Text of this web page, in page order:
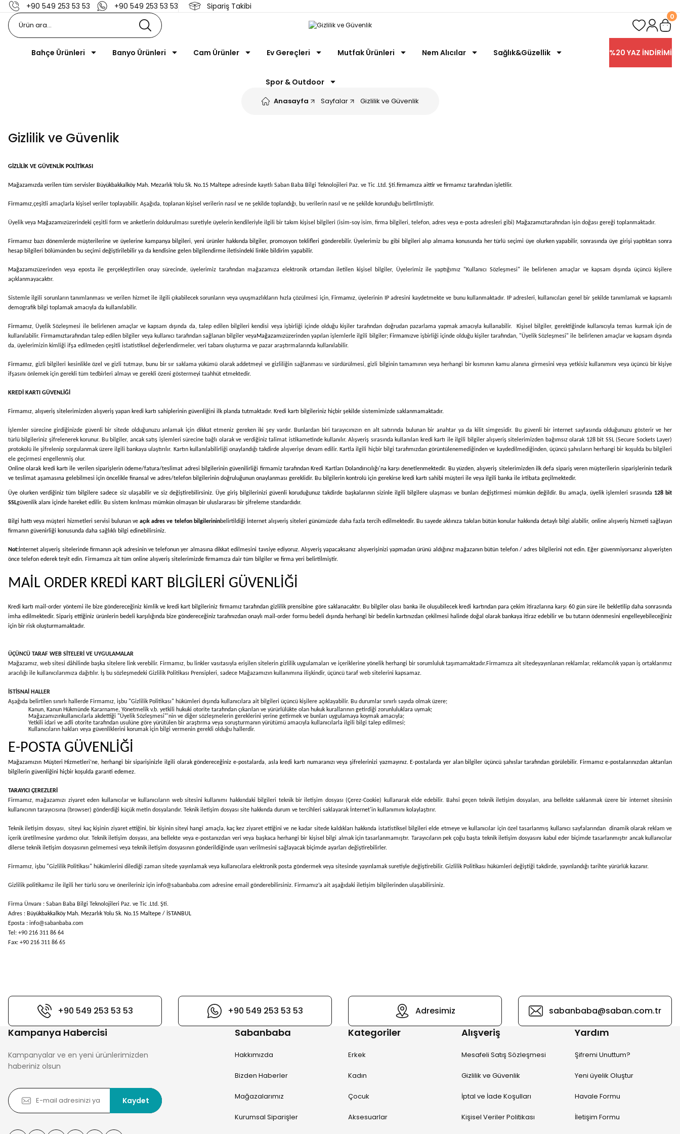
+90 549 253 53 53 +90 549 253 53 53 Sipariş Takibi
0
Bahçe Ürünleri Banyo Ürünleri Cam Ürünler Ev Gereçleri Mutfak Ürünleri Nem Alıcılar Sağlık&Güzellik
Spor & Outdoor
%20 YAZ İNDİRİMİ
Anasayfa Sayfalar Gizlilik ve Güvenlik
Gizlilik ve Güvenlik
GİZLİLİK VE GÜVENLİK POLİTİKASI
Mağazamızda verilen tüm servisler Büyükbakkalköy Mah. Mezarlık Yolu Sk. No.15 Maltepe adresinde kayıtlı Saban Baba Bilgi Teknolojileri Paz. ve Tic .Ltd. Şti.firmamıza aittir ve firmamız tarafından işletilir.
Firmamız,çeşitli amaçlarla kişisel veriler toplayabilir. Aşağıda, toplanan kişisel verilerin nasıl ve ne şekilde toplandığı, bu verilerin nasıl ve ne şekilde korunduğu belirtilmiştir.
Üyelik veya Mağazamızüzerindeki çeşitli form ve anketlerin doldurulması suretiyle üyelerin kendileriyle ilgili bir takım kişisel bilgileri (isim-soy isim, firma bilgileri, telefon, adres veya e-posta adresleri gibi) Mağazamıztarafından işin doğası gereği toplanmaktadır.
Firmamız bazı dönemlerde müşterilerine ve üyelerine kampanya bilgileri, yeni ürünler hakkında bilgiler, promosyon teklifleri gönderebilir. Üyelerimiz bu gibi bilgileri alıp almama konusunda her türlü seçimi üye olurken yapabilir, sonrasında üye girişi yaptıktan sonra
hesap bilgileri bölümünden bu seçimi değiştirilebilir ya da kendisine gelen bilgilendirme iletisindeki linkle bildirim yapabilir.
Mağazamızüzerinden veya eposta ile gerçekleştirilen onay sürecinde, üyelerimiz tarafından mağazamıza elektronik ortamdan iletilen kişisel bilgiler, Üyelerimiz ile yaptığımız "Kullanıcı Sözleşmesi" ile belirlenen amaçlar ve kapsam dışında üçüncü kişilere
açıklanmayacaktır.
Sistemle ilgili sorunların tanımlanması ve verilen hizmet ile ilgili çıkabilecek sorunların veya uyuşmazlıkların hızla çözülmesi için, Firmamız, üyelerinin IP adresini kaydetmekte ve bunu kullanmaktadır. IP adresleri, kullanıcıları genel bir şekilde tanımlamak ve kapsamlı
demografik bilgi toplamak amacıyla da kullanılabilir.
Firmamız, Üyelik Sözleşmesi ile belirlenen amaçlar ve kapsam dışında da, talep edilen bilgileri kendisi veya işbirliği içinde olduğu kişiler tarafından doğrudan pazarlama yapmak amacıyla kullanabilir. Kişisel bilgiler, gerektiğinde kullanıcıyla temas kurmak için de
kullanılabilir. Firmamıztarafından talep edilen bilgiler veya kullanıcı tarafından sağlanan bilgiler veya Mağazamızüzerinden yapılan işlemlerle ilgili bilgiler; Firmamızve işbirliği içinde olduğu kişiler tarafından, "Üyelik Sözleşmesi" ile belirlenen amaçlar ve kapsam dışında
da, üyelerimizin kimliği ifşa edilmeden çeşitli istatistiksel değerlendirmeler, veri tabanı oluşturma ve pazar araştırmalarında kullanılabilir.
Firmamız, gizli bilgileri kesinlikle özel ve gizli tutmayı, bunu bir sır saklama yükümü olarak addetmeyi ve gizliliğin sağlanması ve sürdürülmesi, gizli bilginin tamamının veya herhangi bir kısmının kamu alanına girmesini veya yetkisiz kullanımını veya üçüncü bir kişiye
ifşasını önlemek için gerekli tüm tedbirleri almayı ve gerekli özeni göstermeyi taahhüt etmektedir.
KREDİ KARTI GÜVENLİĞİ
Firmamız, alışveriş sitelerimizden alışveriş yapan kredi kartı sahiplerinin güvenliğini ilk planda tutmaktadır. Kredi kartı bilgileriniz hiçbir şekilde sistemimizde saklanmamaktadır.
İşlemler sürecine girdiğinizde güvenli bir sitede olduğunuzu anlamak için dikkat etmeniz gereken iki şey vardır. Bunlardan biri tarayıcınızın en alt satırında bulunan bir anahtar ya da kilit simgesidir. Bu güvenli bir internet sayfasında olduğunuzu gösterir ve her
türlü bilgileriniz şifrelenerek korunur. Bu bilgiler, ancak satış işlemleri sürecine bağlı olarak ve verdiğiniz talimat istikametinde kullanılır. Alışveriş sırasında kullanılan kredi kartı ile ilgili bilgiler alışveriş sitelerimizden bağımsız olarak 128 bit SSL (Secure Sockets Layer)
protokolü ile şifrelenip sorgulanmak üzere ilgili bankaya ulaştırılır. Kartın kullanılabilirliği onaylandığı takdirde alışverişe devam edilir. Kartla ilgili hiçbir bilgi tarafımızdan görüntülenemediğinden ve kaydedilmediğinden, üçüncü şahısların herhangi bir koşulda bu bilgileri
ele geçirmesi engellenmiş olur.
Online olarak kredi kartı ile verilen siparişlerin ödeme/fatura/teslimat adresi bilgilerinin güvenilirliği firmamiz tarafından Kredi Kartları Dolandırıcılığı'na karşı denetlenmektedir. Bu yüzden, alışveriş sitelerimizden ilk defa sipariş veren müşterilerin siparişlerinin tedarik
ve teslimat aşamasına gelebilmesi için öncelikle finansal ve adres/telefon bilgilerinin doğruluğunun onaylanması gereklidir. Bu bilgilerin kontrolü için gerekirse kredi kartı sahibi müşteri ile veya ilgili banka ile irtibata geçilmektedir.
Üye olurken verdiğiniz tüm bilgilere sadece siz ulaşabilir ve siz değiştirebilirsiniz. Üye giriş bilgilerinizi güvenli koruduğunuz takdirde başkalarının sizinle ilgili bilgilere ulaşması ve bunları değiştirmesi mümkün değildir. Bu amaçla, üyelik işlemleri sırasında 128 bit
SSLgüvenlik alanı içinde hareket edilir. Bu sistem kırılması mümkün olmayan bir uluslararası bir şifreleme standardıdır.
Bilgi hattı veya müşteri hizmetleri servisi bulunan veaçık adres ve telefon bilgilerininbelirtildiği İnternet alışveriş siteleri günümüzde daha fazla tercih edilmektedir. Bu sayede aklınıza takılan bütün konular hakkında detaylı bilgi alabilir, online alışveriş hizmeti sağlayan
firmanın güvenirliği konusunda daha sağlıklı bilgi edinebilirsiniz.
Not: İnternet alışveriş sitelerinde firmanın açık adresinin ve telefonun yer almasına dikkat edilmesini tavsiye ediyoruz. Alışveriş yapacaksanız alışverişinizi yapmadan ürünü aldığınız mağazanın bütün telefon / adres bilgilerini not edin. Eğer güvenmiyorsanız alışverişten
önce telefon ederek teyit edin. Firmamıza ait tüm online alışveriş sitelerimizde firmamıza dair tüm bilgiler ve firma yeri belirtilmiştir.
MAİL ORDER KREDİ KART BİLGİLERİ GÜVENLİĞİ
Kredi kartı mail-order yöntemi ile bize göndereceğiniz kimlik ve kredi kart bilgileriniz firmamız tarafından gizlilik prensibine göre saklanacaktır. Bu bilgiler olası banka ile oluşubilecek kredi kartından para çekim itirazlarına karşı 60 gün süre ile bekletilip daha sonrasında
imha edilmektedir. Sipariş ettiğiniz ürünlerin bedeli karşılığında bize göndereceğiniz tarafınızdan onaylı mail-order formu bedeli dışında herhangi bir bedelin kartınızdan çekilmesi halinde doğal olarak bankaya itiraz edebilir ve bu tutarın ödenmesini engelleyebileceğiniz
için bir risk oluşturmamaktadır.
ÜÇÜNCÜ TARAF WEB SİTELERİ VE UYGULAMALAR
Mağazamız, web sitesi dâhilinde başka sitelere link verebilir. Firmamız, bu linkler vasıtasıyla erişilen sitelerin gizlilik uygulamaları ve içeriklerine yönelik herhangi bir sorumluluk taşımamaktadır.Firmamıza ait sitedeyayınlanan reklamlar, reklamcılık yapan iş ortaklarımız
aracılığı ile kullanıcılarımıza dağıtılır. İş bu sözleşmedeki Gizlilik Politikası Prensipleri, sadece Mağazamızın kullanımına ilişkindir, üçüncü taraf web sitelerini kapsamaz.
İSTİSNAİ HALLER
Aşağıda belirtilen sınırlı hallerde Firmamız, işbu "Gizlilik Politikası" hükümleri dışında kullanıcılara ait bilgileri üçüncü kişilere açıklayabilir. Bu durumlar sınırlı sayıda olmak üzere;
Kanun, Kanun Hükmünde Kararname, Yönetmelik v.b. yetkili hukuki otorite tarafından çıkarılan ve yürürlülükte olan hukuk kurallarının getirdiği zorunluluklara uymak;
Mağazamızınkullanıcılarla akdettiği "Üyelik Sözleşmesi"'nin ve diğer sözleşmelerin gereklerini yerine getirmek ve bunları uygulamaya koymak amacıyla;
Yetkili idari ve adli otorite tarafından usulüne göre yürütülen bir araştırma veya soruşturmanın yürütümü amacıyla kullanıcılarla ilgili bilgi talep edilmesi;
Kullanıcıların hakları veya güvenliklerini korumak için bilgi vermenin gerekli olduğu hallerdir.
E-POSTA GÜVENLİĞİ
Mağazamızın Müşteri Hizmetleri’ne, herhangi bir siparişinizle ilgili olarak göndereceğiniz e-postalarda, asla kredi kartı numaranızı veya şifrelerinizi yazmayınız. E-postalarda yer alan bilgiler üçüncü şahıslar tarafından görülebilir. Firmamız e-postalarınızdan aktarılan
bilgilerin güvenliğini hiçbir koşulda garanti edemez.
TARAYICI ÇEREZLERİ
Firmamız, mağazamızı ziyaret eden kullanıcılar ve kullanıcıların web sitesini kullanımı hakkındaki bilgileri teknik bir iletişim dosyası (Çerez-Cookie) kullanarak elde edebilir. Bahsi geçen teknik iletişim dosyaları, ana bellekte saklanmak üzere bir internet sitesinin
kullanıcının tarayıcısına (browser) gönderdiği küçük metin dosyalarıdır. Teknik iletişim dosyası site hakkında durum ve tercihleri saklayarak İnternet'in kullanımını kolaylaştırır.
Teknik iletişim dosyası, siteyi kaç kişinin ziyaret ettiğini, bir kişinin siteyi hangi amaçla, kaç kez ziyaret ettiğini ve ne kadar sitede kaldıkları hakkında istatistiksel bilgileri elde etmeye ve kullanıcılar için özel tasarlanmış kullanıcı sayfalarından dinamik olarak reklam ve
içerik üretilmesine yardımcı olur. Teknik iletişim dosyası, ana bellekte veya e-postanızdan veri veya başkaca herhangi bir kişisel bilgi almak için tasarlanmamıştır. Tarayıcıların pek çoğu başta teknik iletişim dosyasını kabul eder biçimde tasarlanmıştır ancak kullanıcılar
dilerse teknik iletişim dosyasının gelmemesi veya teknik iletişim dosyasının gönderildiğinde uyarı verilmesini sağlayacak biçimde ayarları değiştirebilirler.
Firmamız, işbu "Gizlilik Politikası" hükümlerini dilediği zaman sitede yayınlamak veya kullanıcılara elektronik posta göndermek veya sitesinde yayınlamak suretiyle değiştirebilir. Gizlilik Politikası hükümleri değiştiği takdirde, yayınlandığı tarihte yürürlük kazanır.
Gizlilik politikamız ile ilgili her türlü soru ve önerileriniz için info@sabanbaba.com adresine email gönderebilirsiniz. Firmamız’a ait aşağıdaki iletişim bilgilerinden ulaşabilirsiniz.
Firma Ünvanı : Saban Baba Bilgi Teknolojileri Paz. ve Tic .Ltd. Şti.
Adres : Büyükbakkalköy Mah. Mezarlık Yolu Sk. No.15 Maltepe / İSTANBUL
Eposta : info@sabanbaba.com
Tel: +90 216 311 86 64
Fax: +90 216 311 86 65
+90 549 253 53 53 +90 549 253 53 53 Adresimiz sabanbaba@saban.com.tr
Kampanya Habercisi
Kampanyalar ve en yeni ürünlerimizden
haberiniz olsun
Kaydet
Sabanbaba
Hakkımızda
Bizden Haberler
Mağazalarımız
Kurumsal Siparişler
Kategoriler
Erkek
Kadın
Çocuk
Aksesuarlar
Alışveriş
Mesafeli Satış Sözleşmesi
Gizlilik ve Güvenlik
İptal ve İade Koşulları
Kişisel Veriler Politikası
Yardım
Şifremi Unuttum?
Yeni üyelik Oluştur
Havale Formu
İletişim Formu